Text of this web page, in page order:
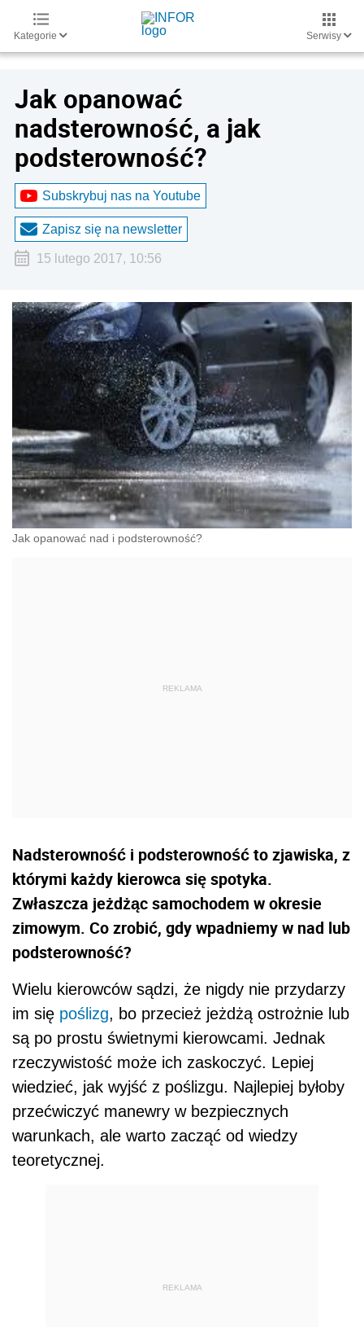
Kategorie Serwisy
Jak opanować
nadsterowność, a jak
podsterowność?
Subskrybuj nas na Youtube
Zapisz się na newsletter
15 lutego 2017, 10:56
Jak opanować nad i podsterowność?
Nadsterowność i podsterowność to zjawiska, z
którymi każdy kierowca się spotyka.
Zwłaszcza jeżdżąc samochodem w okresie
zimowym. Co zrobić, gdy wpadniemy w nad lub
podsterowność?
Wielu kierowców sądzi, że nigdy nie przydarzy
im się poślizg, bo przecież jeżdżą ostrożnie lub
są po prostu świetnymi kierowcami. Jednak
rzeczywistość może ich zaskoczyć. Lepiej
wiedzieć, jak wyjść z poślizgu. Najlepiej byłoby
przećwiczyć manewry w bezpiecznych
warunkach, ale warto zacząć od wiedzy
teoretycznej.
REKLAMA